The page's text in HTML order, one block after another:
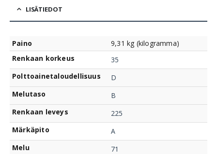
LISÄTIEDOT
Paino
9,31 kg (kilogramma)
Renkaan korkeus
35
Polttoainetaloudellisuus
D
Melutaso
B
Renkaan leveys
225
Märkäpito
A
Melu
71